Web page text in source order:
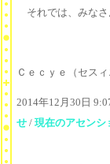
それでは、みなさ
Ｃｅｃｙｅ（セスィ
2014年12月30日
せ / 現在のアセンシ